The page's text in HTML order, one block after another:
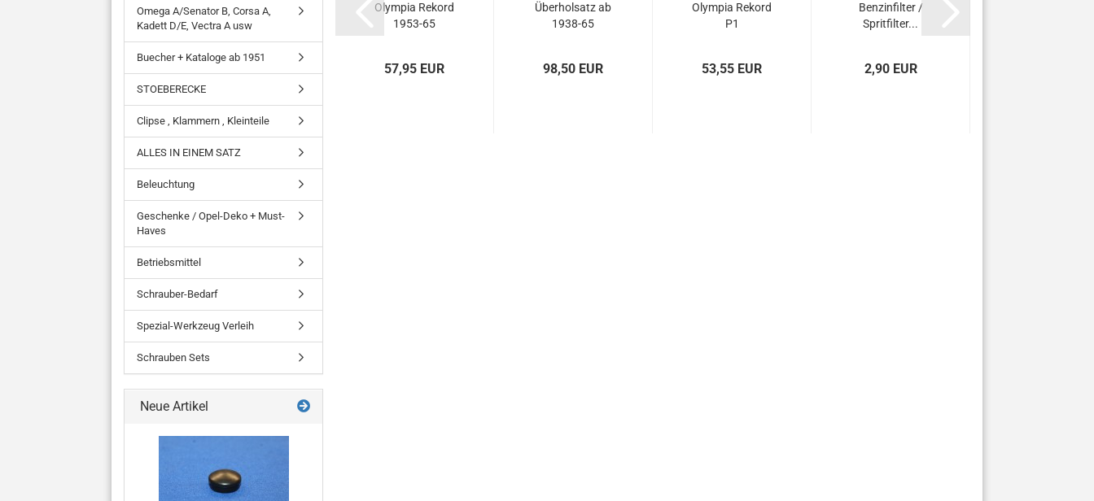
Olympia Rekord
1953-65
57,95 EUR
Überholsatz ab
1938-65
98,50 EUR
Olympia Rekord
P1
53,55 EUR
Benzinfilter /
Spritfilter...
2,90 EUR
Omega A/Senator B, Corsa A,
Kadett D/E, Vectra A usw
Buecher + Kataloge ab 1951
STOEBERECKE
Clipse , Klammern , Kleinteile
ALLES IN EINEM SATZ
Beleuchtung
Geschenke / Opel-Deko + Must-
Haves
Betriebsmittel
Schrauber-Bedarf
Spezial-Werkzeug Verleih
Schrauben Sets
Neue Artikel